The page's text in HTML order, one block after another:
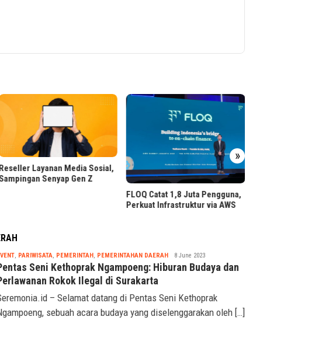
»
Bittime Dukung Penguatan
Pengawasan OJK atas Kripto
Ilegal
, PARIWISATA, PEMERINTAH, PEMERINTAHAN DAERAHSeremonia
8 June 2023
Seni Kethoprak Ngampoeng: Hiburan Budaya dan
Rokok Ilegal di Surakarta
– Selamat datang di Pentas Seni Kethoprak
sebuah acara budaya yang diselenggarakan oleh […]